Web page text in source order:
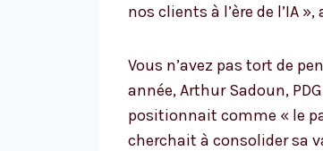
nos clients à l’ère de l’IA
Vous n’avez pas tort de
année, Arthur Sadoun,
positionnait comme « le
cherchait à consolider sa